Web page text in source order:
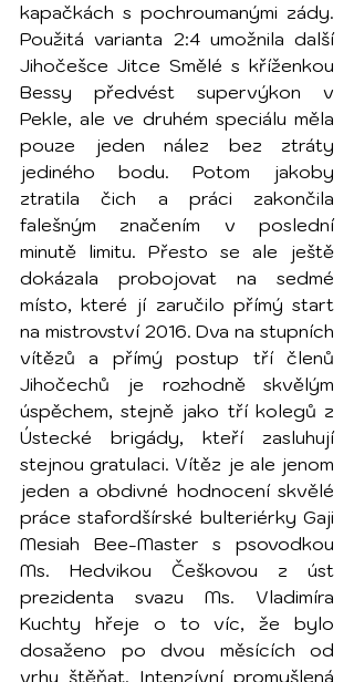
kapačkách s pochroumanými zády.
Použitá varianta 2:4 umožnila další
Jihočešce Jitce Smělé s kříženkou
Bessy předvést supervýkon v
Pekle, ale ve druhém speciálu měla
pouze jeden nález bez ztráty
jediného bodu. Potom jakoby
ztratila čich a práci zakončila
falešným značením v poslední
minutě limitu. Přesto se ale ještě
dokázala probojovat na sedmé
místo, které jí zaručilo přímý start
na mistrovství 2016. Dva na stupních
vítězů a přímý postup tří členů
Jihočechů je rozhodně skvělým
úspěchem, stejně jako tří kolegů z
Ústecké brigády, kteří zasluhují
stejnou gratulaci. Vítěz je ale jenom
jeden a obdivné hodnocení skvělé
práce stafordšírské bulteriérky Gaji
Mesiah Bee-Master s psovodkou
Ms. Hedvikou Češkovou z úst
prezidenta svazu Ms. Vladimíra
Kuchty hřeje o to víc, že bylo
dosaženo po dvou měsících od
vrhu štěňat. Intenzívní promyšlená